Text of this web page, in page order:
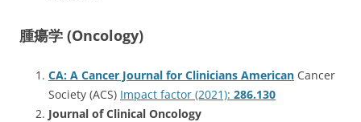
腫瘍学 (Oncology)
CA: A Cancer Journal for Clinicians American Cancer
Society (ACS) Impact factor (2021): 286.130
Journal of Clinical Oncology